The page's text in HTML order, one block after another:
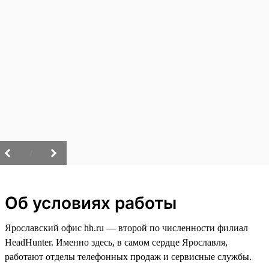
Об условиях работы
Ярославский офис hh.ru — второй по численности филиал
HeadHunter. Именно здесь, в самом сердце Ярославля,
работают отделы телефонных продаж и сервисные службы.